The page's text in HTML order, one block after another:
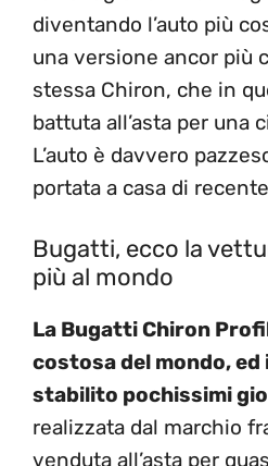
diventando l’auto più
una versione ancor più
stessa Chiron, che in
battuta all’asta per una
L’auto è davvero
portata a casa di
Bugatti, ecco la
più al mondo
La Bugatti Chiron
costosa del mondo,
stabilito pochissimi
realizzata dal marchio
venduta all’asta per